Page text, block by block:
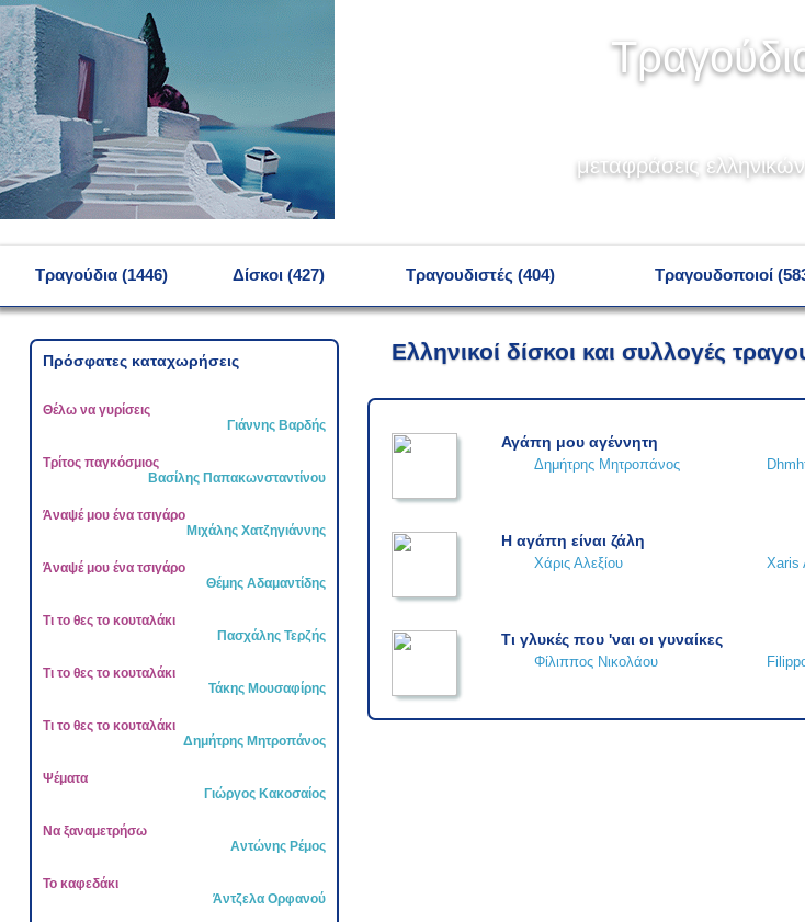
μεταφράσεις
Τραγούδια (1446) Δίσκοι (427) Τραγουδιστές (404) Τραγουδοποιοί
Πρόσφατες καταχωρήσεις
Θέλω να γυρίσεις
Γιάννης Βαρδής
Τρίτος παγκόσμιος
Βασίλης Παπακωνσταντίνου
Άναψέ μου ένα τσιγάρο
Μιχάλης Χατζηγιάννης
Άναψέ μου ένα τσιγάρο
Θέμης Αδαμαντίδης
Τι το θες το κουταλάκι
Πασχάλης Τερζής
Τι το θες το κουταλάκι
Τάκης Μουσαφίρης
Τι το θες το κουταλάκι
Δημήτρης Μητροπάνος
Ψέματα
Γιώργος Κακοσαίος
Να ξαναμετρήσω
Αντώνης Ρέμος
Το καφεδάκι
Άντζελα Ορφανού
Ελληνικοί δίσκοι και συλλογές
Αγάπη μου αγέννητη
Δημήτρης Μητροπάνος
Η αγάπη είναι ζάλη
Χάρις Αλεξίου Xaris
Τι γλυκές που 'ναι οι γυναίκες
Φίλιππος Νικολάου